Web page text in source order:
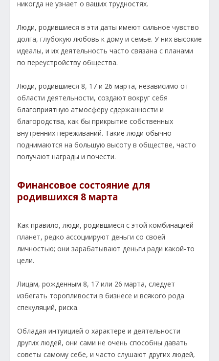
никогда не узнает о ваших трудностях.
Люди, родившиеся в эти даты имеют сильное чувство
долга, глубокую любовь к дому и семье. У них высокие
идеалы, и их деятельность часто связана с планами
по переустройству общества.
Люди, родившиеся 8, 17 и 26 марта, независимо от
области деятельности, создают вокруг себя
благоприятную атмосферу сдержанности и
благородства, как бы прикрытие собственных
внутренних переживаний. Такие люди обычно
поднимаются на большую высоту в обществе, часто
получают награды и почести.
Финансовое состояние для
родившихся 8 марта
Как правило, люди, родившиеся с этой комбинацией
планет, редко ассоциируют деньги со своей
личностью; они зарабатывают деньги ради какой-то
цели.
Лицам, рожденным 8, 17 или 26 марта, следует
избегать торопливости в бизнесе и всякого рода
спекуляций, риска.
Обладая интуицией о характере и деятельности
других людей, они сами не очень способны давать
советы самому себе, и часто слушают других людей,